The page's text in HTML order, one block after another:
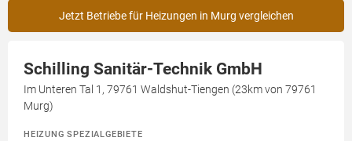
Jetzt Betriebe für Heizungen in Murg vergleichen
Schilling Sanitär-Technik GmbH
Im Unteren Tal 1, 79761 Waldshut-Tiengen (23km von 79761
Murg)
HEIZUNG SPEZIALGEBIETE